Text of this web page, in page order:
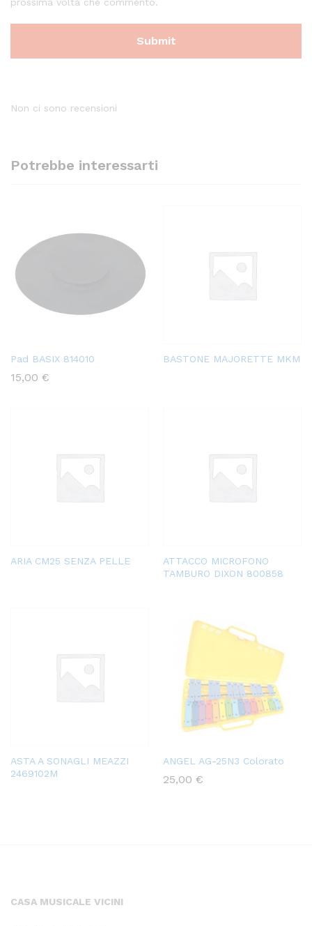
prossima volta che commento.
Non ci sono recensioni
Potrebbe interessarti
Pad BASIX 814010
15,00 €
BASTONE MAJORETTE MKM
ARIA CM25 SENZA PELLE
ATTACCO MICROFONO
TAMBURO DIXON 800858
ASTA A SONAGLI MEAZZI
2469102M
ANGEL AG-25N3 Colorato
25,00 €
CASA MUSICALE VICINI